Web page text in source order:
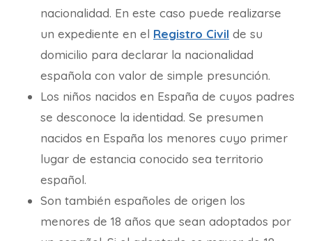
nacionalidad. En este caso puede realizarse
un expediente en el Registro Civil de su
domicilio para declarar la nacionalidad
española con valor de simple presunción.
Los niños nacidos en España de cuyos padres
se desconoce la identidad. Se presumen
nacidos en España los menores cuyo primer
lugar de estancia conocido sea territorio
español.
Son también españoles de origen los
menores de 18 años que sean adoptados por